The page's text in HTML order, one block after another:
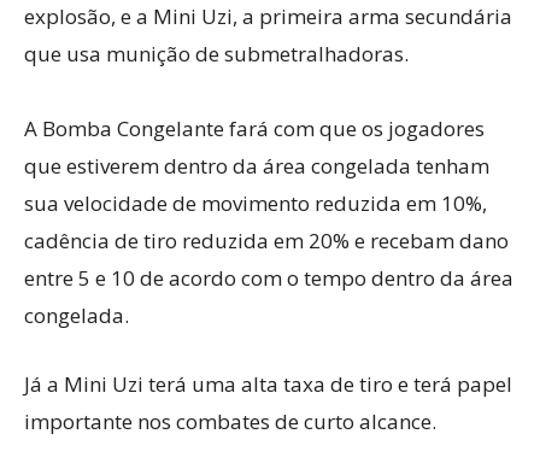
explosão, e a Mini Uzi, a primeira arma secundária
que usa munição de submetralhadoras.
A Bomba Congelante fará com que os jogadores
que estiverem dentro da área congelada tenham
sua velocidade de movimento reduzida em 10%,
cadência de tiro reduzida em 20% e recebam dano
entre 5 e 10 de acordo com o tempo dentro da área
congelada.
Já a Mini Uzi terá uma alta taxa de tiro e terá papel
importante nos combates de curto alcance.